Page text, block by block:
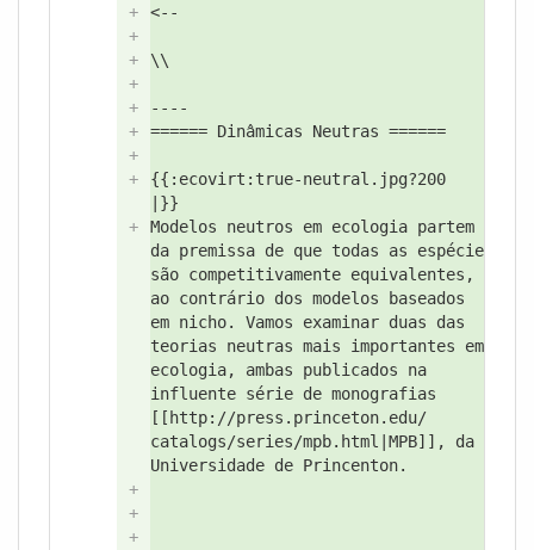
+
<--
+
+
\\
+
+
----
+
====== Dinâmicas Neutras ======
+
+
{{: ecovirt: true-neutral.jpg?200
|}}
+
Modelos neutros em ecologia partem
da premissa de que todas as espécie
são competitivamente equivalentes,
ao contrário dos modelos baseados
em nicho. Vamos examinar duas das
teorias neutras mais importantes em
ecologia, ambas publicados na
influente série de monografias
[[http://press.princeton.edu/
catalogs/series/mpb.html|MPB]],
da
Universidade de Princenton.
+
+
+